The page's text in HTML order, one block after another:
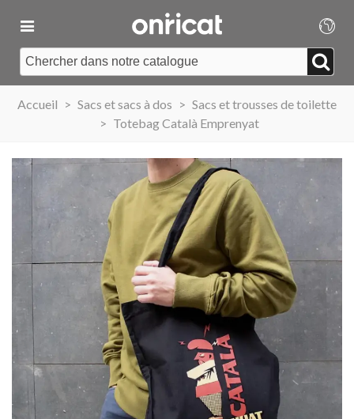
Accueil > Sacs et sacs à dos > Sacs et trousses de toilette
> Totebag Català Emprenyat
Médaille commémorative Gaudí
2026 – Édition limitée
89,00 € NEUF
Motxilla Stivibags
149,00 €